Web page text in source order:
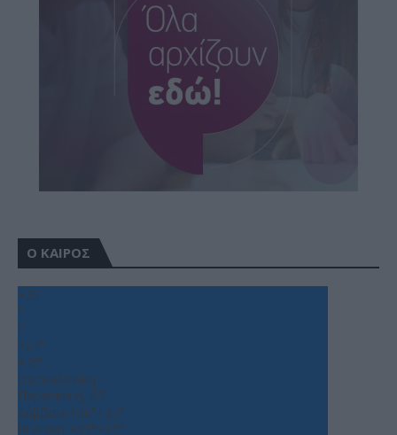
Ο ΚΑΙΡΟΣ
+33
°
C
+34°
+26°
Θεσσαλονίκη
Παρασκευή, 07
Σάββατο+36°+23°
Κυριακή +37°+27°